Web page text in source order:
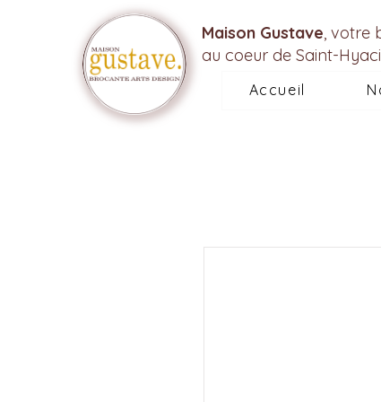
Maison Gustave, votre
au coeur de Saint-
Accueil